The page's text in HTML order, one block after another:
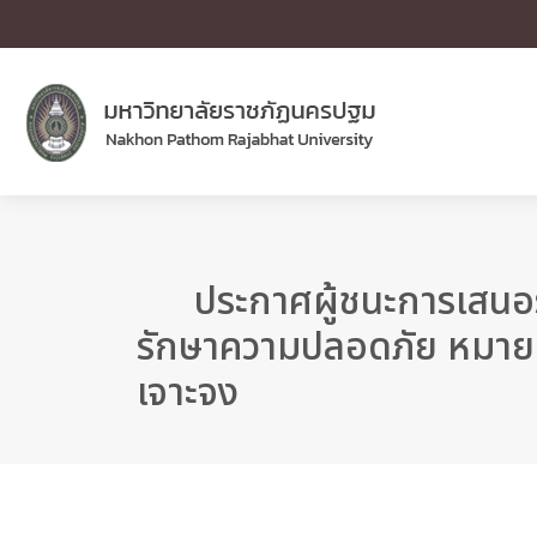
ประกาศผู้ชนะการเสน
รักษาความปลอดภัย หมา
เจาะจง